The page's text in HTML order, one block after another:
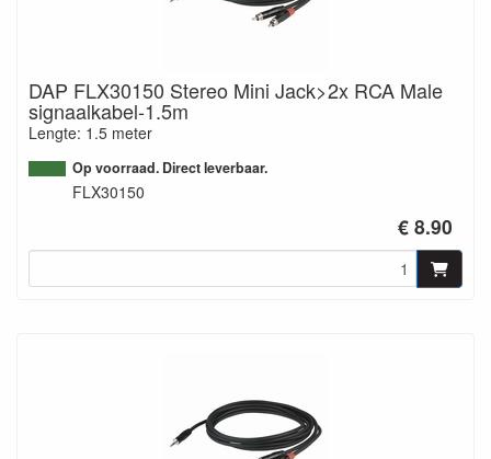
DAP FLX30150 Stereo Mini Jack>2x RCA Male
signaalkabel-1.5m
Lengte: 1.5 meter
Op voorraad. Direct leverbaar.
FLX30150
€ 8.90